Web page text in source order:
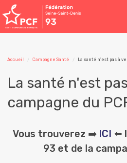
Accueil Campagne Santé La santé n'est pas à
La santé n'est
campagne du
Vous trouverez ➡️ lCI ⬅️
93 et de la